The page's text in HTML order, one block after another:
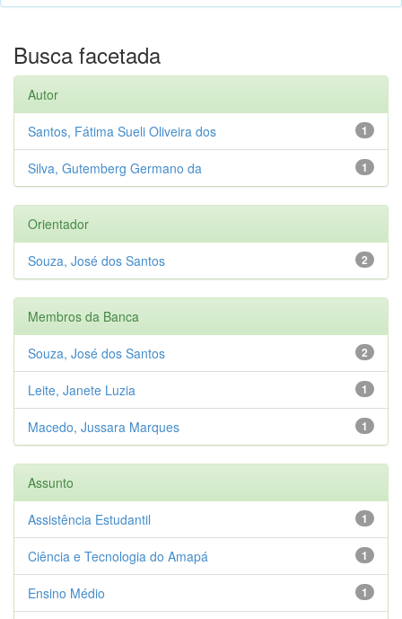
Busca facetada
Autor
1
Santos, Fátima Sueli Oliveira dos
1
Silva, Gutemberg Germano da
Orientador
2
Souza, José dos Santos
Membros da Banca
2
Souza, José dos Santos
1
Leite, Janete Luzia
1
Macedo, Jussara Marques
Assunto
1
Assistência Estudantil
1
Ciência e Tecnologia do Amapá
1
Ensino Médio